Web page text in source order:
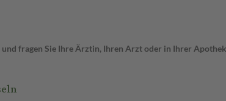
fragen Sie Ihre Ärztin, Ihren Arzt oder in Ihrer